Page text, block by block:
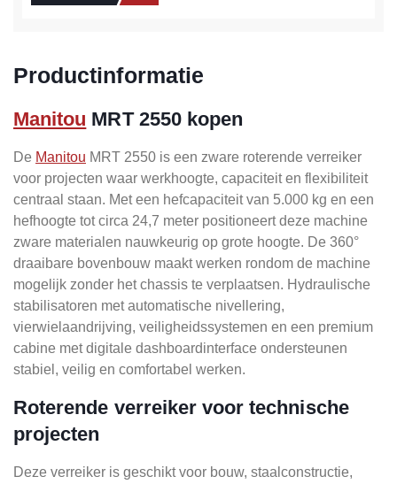
Productinformatie
Manitou MRT 2550 kopen
De Manitou MRT 2550 is een zware roterende verreiker
voor projecten waar werkhoogte, capaciteit en flexibiliteit
centraal staan. Met een hefcapaciteit van 5.000 kg en een
hefhoogte tot circa 24,7 meter positioneert deze machine
zware materialen nauwkeurig op grote hoogte. De 360°
draaibare bovenbouw maakt werken rondom de machine
mogelijk zonder het chassis te verplaatsen. Hydraulische
stabilisatoren met automatische nivellering,
vierwielaandrijving, veiligheidssystemen en een premium
cabine met digitale dashboardinterface ondersteunen
stabiel, veilig en comfortabel werken.
Roterende verreiker voor technische
projecten
Deze verreiker is geschikt voor bouw, staalconstructie,